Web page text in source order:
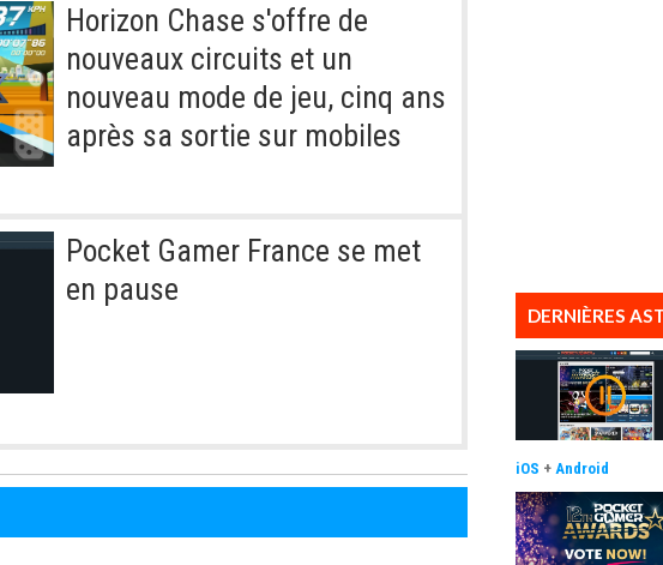
Horizon Chase s'offre de
nouveaux circuits et un
nouveau mode de jeu, cinq ans
après sa sortie sur mobiles
Pocket Gamer France se met
en pause
DERNIÈRES
iOS + Android